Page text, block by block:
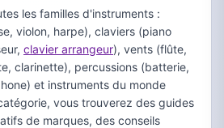
les familles d'instruments :
violon, harpe), claviers (piano
clavier arrangeur), vents (flûte,
clarinette), percussions (batterie,
et instruments du monde
vous trouverez des guides
de marques, des conseils